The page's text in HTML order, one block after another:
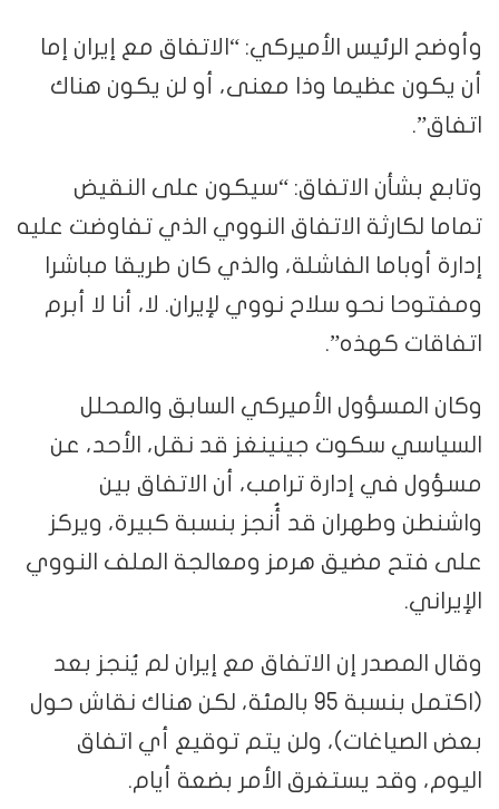
وأوضح الرئيس الأميركي: “الاتفاق مع إيران إما
أن يكون عظيما وذا معنى، أو لن يكون هناك
اتفاق”.
وتابع بشأن الاتفاق: “سيكون على النقيض
تماما لكارثة الاتفاق النووي الذي تفاوضت عليه
إدارة أوباما الفاشلة، والذي كان طريقا مباشرا
ومفتوحا نحو سلاح نووي لإيران. لا، أنا لا أبرم
اتفاقات كهذه”.
وكان المسؤول الأميركي السابق والمحلل
السياسي سكوت جينينغز قد نقل، الأحد، عن
مسؤول في إدارة ترامب، أن الاتفاق بين
واشنطن وطهران قد أُنجز بنسبة كبيرة، ويركز
على فتح مضيق هرمز ومعالجة الملف النووي
الإيراني.
وقال المصدر إن الاتفاق مع إيران لم يُنجز بعد
(اكتمل بنسبة 95 بالمئة، لكن هناك نقاش حول
بعض الصياغات)، ولن يتم توقيع أي اتفاق
اليوم، وقد يستغرق الأمر بضعة أيام.